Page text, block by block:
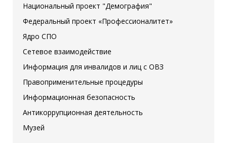
Национальный проект "Демография"
Федеральный проект «Профессионалитет»
Ядро СПО
Сетевое взаимодействие
Информация для инвалидов и лиц с ОВЗ
Правоприменительные процедуры
Информационная безопасность
Антикоррупционная деятельность
Музей